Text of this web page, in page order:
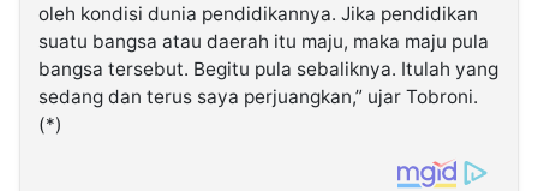
oleh kondisi dunia pendidikannya. Jika pendidikan
suatu bangsa atau daerah itu maju, maka maju pula
bangsa tersebut. Begitu pula sebaliknya. Itulah yang
sedang dan terus saya perjuangkan,” ujar Tobroni.
(*)